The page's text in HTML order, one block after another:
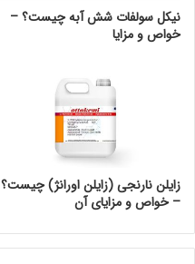
نیکل سولفات شش آبه چیست؟ –
خواص و مزایا
زایلن نارنجی (زایلن اورانژ) چیست؟
– خواص و مزایای آن